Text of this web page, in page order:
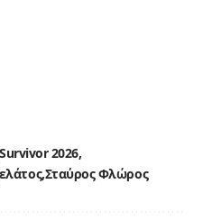
Survivor 2026
Σταύρος Φλώρος